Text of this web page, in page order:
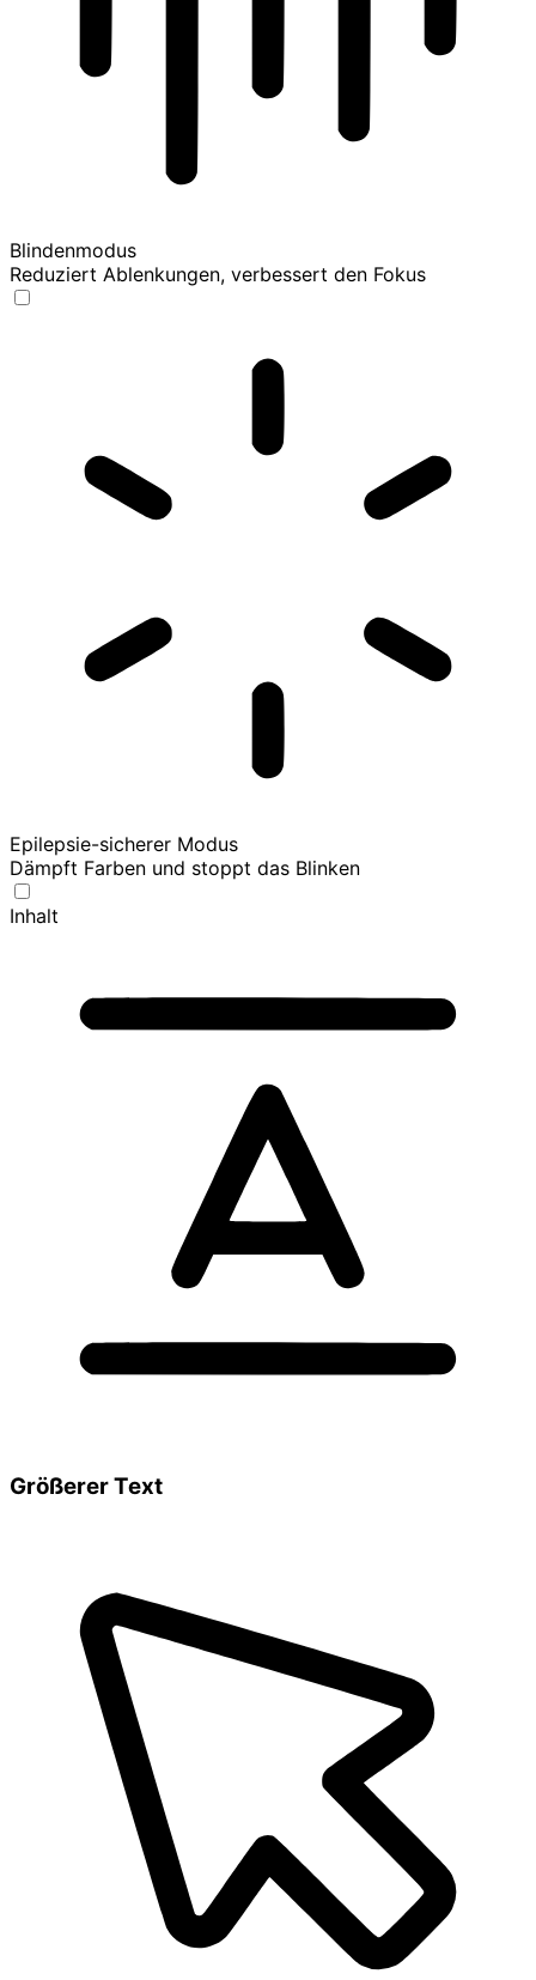
Blindenmodus
Reduziert Ablenkungen, verbessert den Fokus
Epilepsie-sicherer Modus
Dämpft Farben und stoppt das Blinken
Inhalt
Größerer Text